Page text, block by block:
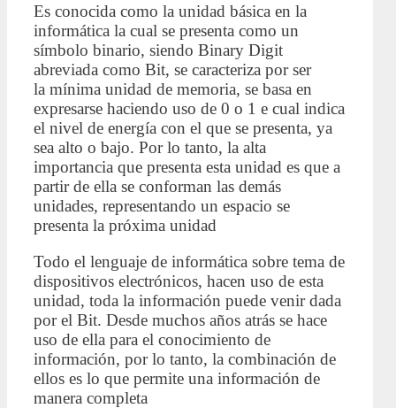
Es conocida como la unidad básica en la
informática la cual se presenta como un
símbolo binario, siendo Binary Digit
abreviada como Bit, se caracteriza por ser
la mínima unidad de memoria, se basa en
expresarse haciendo uso de 0 o 1 e cual indica
el nivel de energía con el que se presenta, ya
sea alto o bajo. Por lo tanto, la alta
importancia que presenta esta unidad es que a
partir de ella se conforman las demás
unidades, representando un espacio se
presenta la próxima unidad
Todo el lenguaje de informática sobre tema de
dispositivos electrónicos, hacen uso de esta
unidad, toda la información puede venir dada
por el Bit. Desde muchos años atrás se hace
uso de ella para el conocimiento de
información, por lo tanto, la combinación de
ellos es lo que permite una información de
manera completa